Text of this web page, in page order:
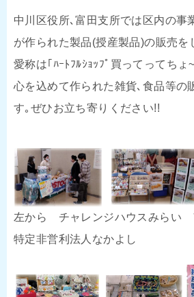
中川区役所､富田支所では区内の事
が作られた製品(授産製品)の販売を
愛称は｢ﾊｰﾄﾌﾙｼｮｯﾌﾟ買ってってちょ
心を込めて作られた雑貨､食品等の
す｡ぜひお立ち寄りください!!
左から チャレンジハウスみらい
特定非営利法人なかよし